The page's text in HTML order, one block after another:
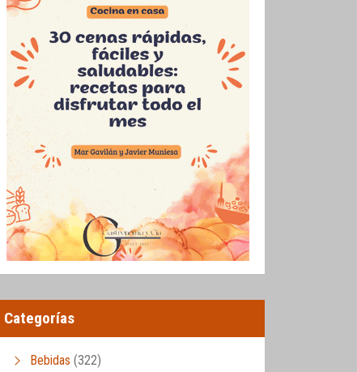
Categorías
Bebidas (322)